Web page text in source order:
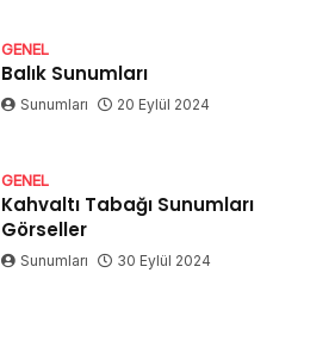
GENEL
Balık Sunumları
Sunumları 20 Eylül 2024
GENEL
Kahvaltı Tabağı Sunumları
Görseller
Sunumları 30 Eylül 2024